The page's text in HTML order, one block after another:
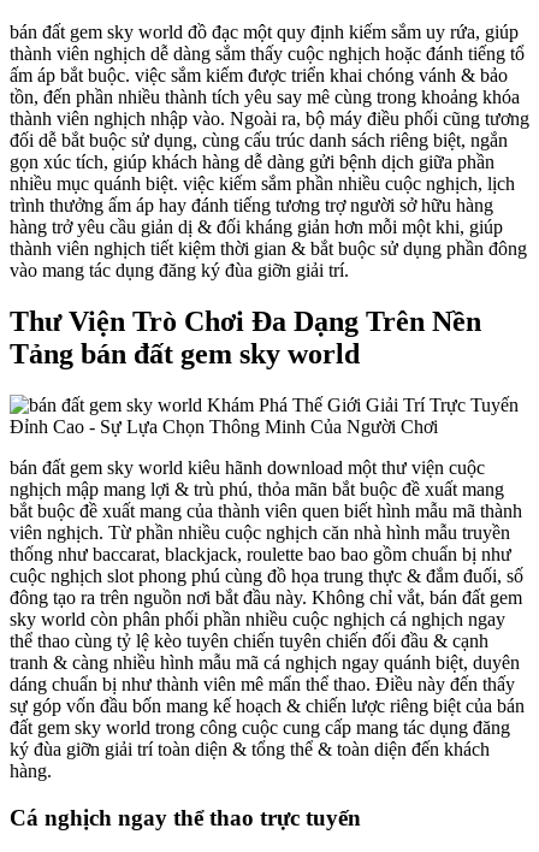
bán đất gem sky world đồ đạc một quy định kiếm sắm uy rứa, giúp
thành viên nghịch dễ dàng sắm thấy cuộc nghịch hoặc đánh tiếng tổ
ấm áp bắt buộc. việc sắm kiếm được triển khai chóng vánh & bảo
tồn, đến phần nhiều thành tích yêu say mê cùng trong khoảng khóa
thành viên nghịch nhập vào. Ngoài ra, bộ máy điều phối cũng tương
đối dễ bắt buộc sử dụng, cùng cấu trúc danh sách riêng biệt, ngắn
gọn xúc tích, giúp khách hàng dễ dàng gửi bệnh dịch giữa phần
nhiều mục quánh biệt. việc kiếm sắm phần nhiều cuộc nghịch, lịch
trình thưởng ấm áp hay đánh tiếng tương trợ người sở hữu hàng
hàng trở yêu cầu giản dị & đối kháng giản hơn mỗi một khi, giúp
thành viên nghịch tiết kiệm thời gian & bắt buộc sử dụng phần đông
vào mang tác dụng đăng ký đùa giỡn giải trí.
Thư Viện Trò Chơi Đa Dạng Trên Nền
Tảng bán đất gem sky world
bán đất gem sky world kiêu hãnh download một thư viện cuộc
nghịch mập mang lợi & trù phú, thỏa mãn bắt buộc đề xuất mang
bắt buộc đề xuất mang của thành viên quen biết hình mẫu mã thành
viên nghịch. Từ phần nhiều cuộc nghịch căn nhà hình mẫu truyền
thống như baccarat, blackjack, roulette bao bao gồm chuẩn bị như
cuộc nghịch slot phong phú cùng đồ họa trung thực & đắm đuối, số
đông tạo ra trên nguồn nơi bắt đầu này. Không chỉ vắt, bán đất gem
sky world còn phân phối phần nhiều cuộc nghịch cá nghịch ngay
thể thao cùng tỷ lệ kèo tuyên chiến tuyên chiến đối đầu & cạnh
tranh & càng nhiều hình mẫu mã cá nghịch ngay quánh biệt, duyên
dáng chuẩn bị như thành viên mê mẩn thể thao. Điều này đến thấy
sự góp vốn đầu bốn mang kế hoạch & chiến lược riêng biệt của bán
đất gem sky world trong công cuộc cung cấp mang tác dụng đăng
ký đùa giỡn giải trí toàn diện & tổng thể & toàn diện đến khách
hàng.
Cá nghịch ngay thể thao trực tuyến